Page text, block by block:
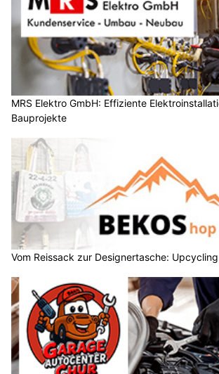
MRS Elektro GmbH: Effiziente
Bauprojekte
Vom Reissack zur Designertasche: